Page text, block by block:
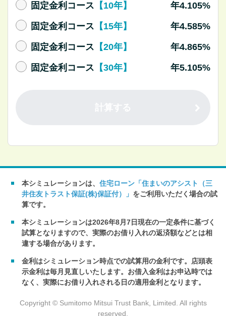
固定金利コース 【10年】 年4.105%
固定金利コース 【15年】 年4.585%
固定金利コース 【20年】 年4.865%
固定金利コース 【30年】 年5.105%
本シミュレーションは、 住宅ローン「住まいのアシスト（三
井住友トラスト保証(株)保証付）」 をご利用いただく場合の試
算です。
本シミュレーションは2026年8月7日現在の一定条件に基づく
試算となりますので、実際のお借り入れの返済額などとは相
違する場合があります。
金利はシミュレーション時点での試算用の金利です。店頭表
示金利は毎月見直しいたします。お借入金利はお申込時では
なく、実際にお借り入れされる日の適用金利となります。
Copyright © Sumitomo Mitsui Trust Bank, Limited. All rights
reserved.